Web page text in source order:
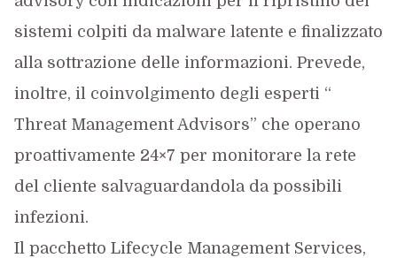
sistemi colpiti da malware latente e finalizzato
alla sottrazione delle informazioni. Prevede,
inoltre, il coinvolgimento degli esperti “
Threat Management Advisors” che operano
proattivamente 24×7 per monitorare la rete
del cliente salvaguardandola da possibili
infezioni.
Il pacchetto Lifecycle Management Services,